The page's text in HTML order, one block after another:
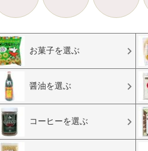
お菓子を選ぶ
醤油を選ぶ
コーヒーを選ぶ